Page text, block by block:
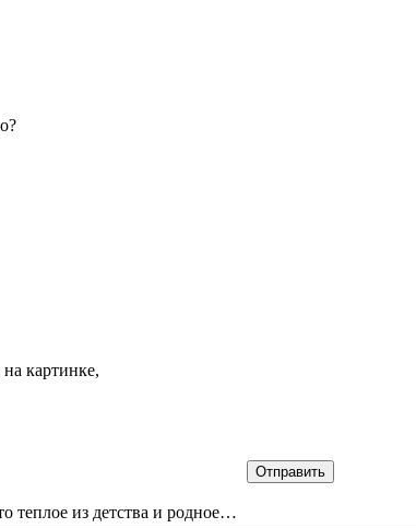
картинке,
теплое из детства и родное…